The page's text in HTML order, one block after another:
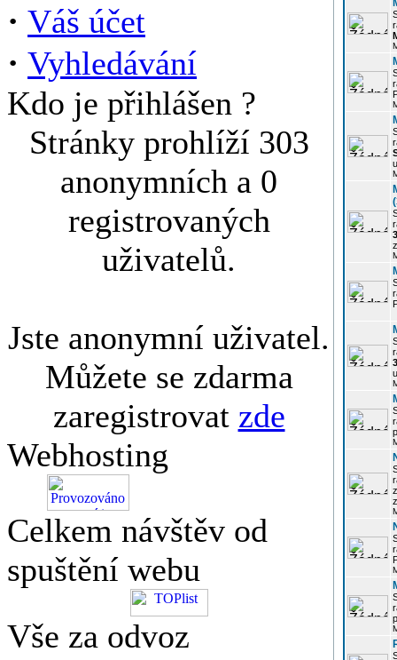
· Váš účet
· Vyhledávání
Kdo je přihlášen ?
Stránky prohlíží 303
anonymních a 0
registrovaných
uživatelů.
Jste anonymní uživatel.
Můžete se zdarma
zaregistrovat zde
Webhosting
Celkem návštěv od
spuštění webu
Vše za odvoz